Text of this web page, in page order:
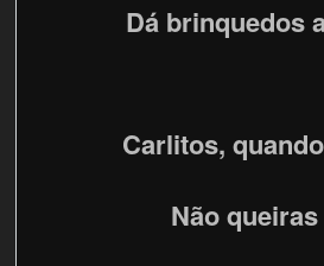
Dá brinquedos
Carlitos,
Não